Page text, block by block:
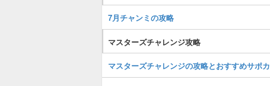
7月チャンミの攻略
マスターズチャレンジ攻略
マスターズチャレンジの攻略とおすすめサポカ